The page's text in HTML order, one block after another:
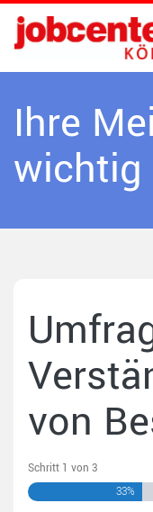
Ihre
wichtig
von
Schritt 1 von 3
33%